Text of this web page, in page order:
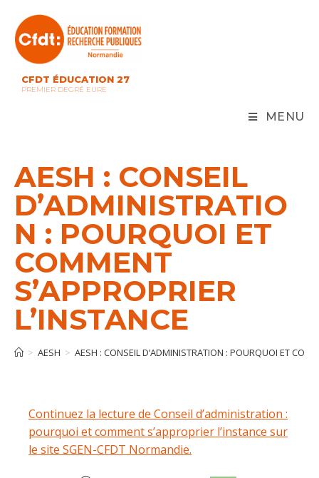
content
CFDT ÉDUCATION 27
PREMIER DEGRÉ EURE
MENU
AESH : CONSEIL
D’ADMINISTRATIO
N : POURQUOI ET
COMMENT
S’APPROPRIER
L’INSTANCE
> AESH > AESH : CONSEIL D’ADMINISTRATION : POURQUOI ET
Continuez la lecture de Conseil d’administration :
pourquoi et comment s’approprier l’instance sur
le site SGEN-CFDT Normandie.